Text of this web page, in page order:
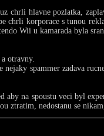
chrli hlavne pozlatka,
chrli korporace s tunou
Wii u kamarada byla
otravny.
spammer zadava
na spoustu veci byl
ztratim, nedostanu se